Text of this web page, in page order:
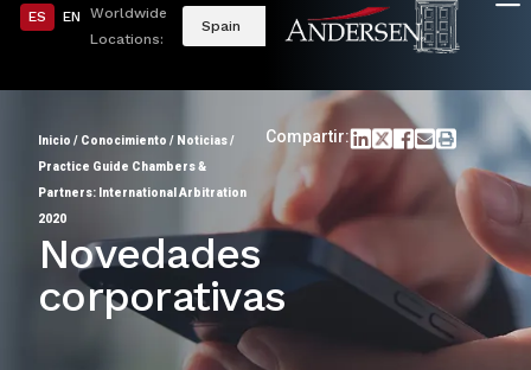
ES EN
Worldwide
Locations:
Spain
Inicio / Conocimiento / Noticias/
Practice Guide Chambers &
Partners: International Arbitration
2020
Compartir:
Novedades
corporativas